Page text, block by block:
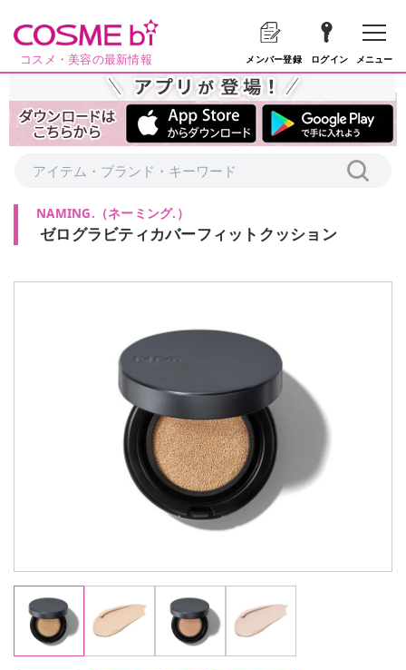
コスメ・美容の最新情報 メンバー登録 ログイン メニュー
NAMING. （ネーミング. ）
ゼログラビティカバーフィットクッション